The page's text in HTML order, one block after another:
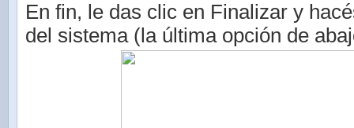
En fin, le das clic en Finalizar y
del sistema (la última opción de